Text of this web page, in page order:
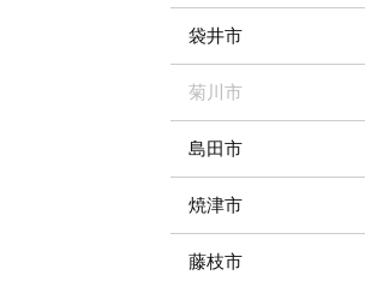
袋井市
菊川市
島田市
焼津市
藤枝市